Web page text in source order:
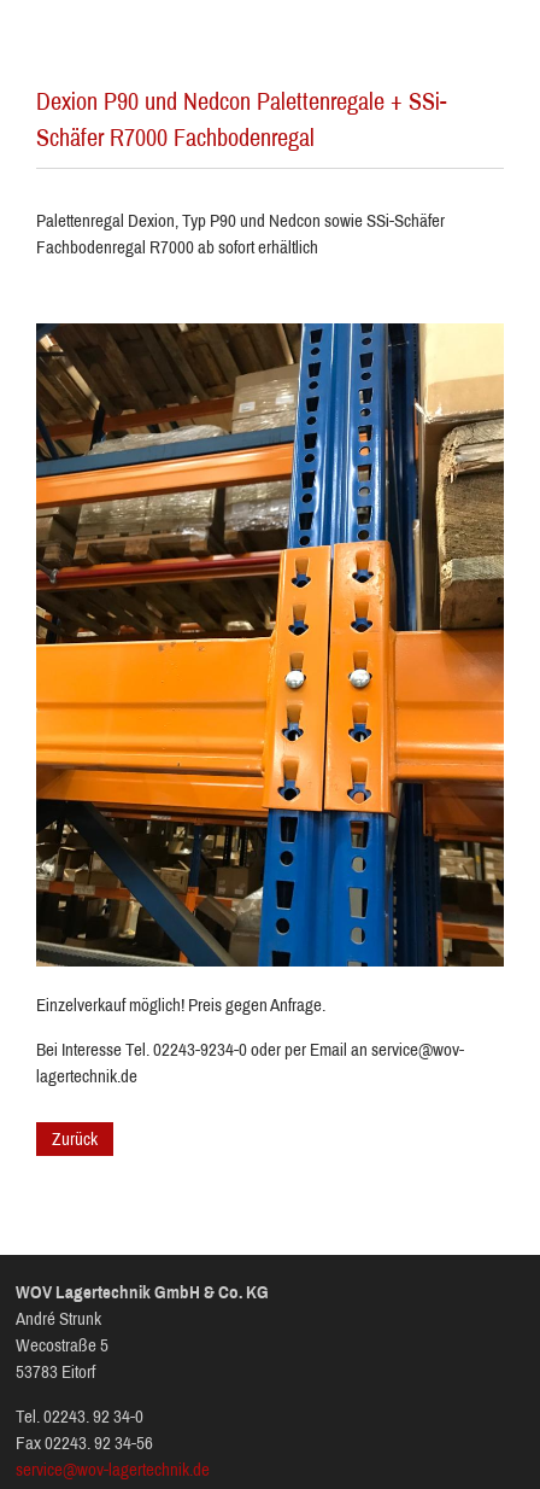
Dexion P90 und Nedcon Palettenregale + SSi-
Schäfer R7000 Fachbodenregal
Palettenregal Dexion, Typ P90 und Nedcon sowie SSi-Schäfer
Fachbodenregal R7000 ab sofort erhältlich
Einzelverkauf möglich! Preis gegen Anfrage.
Bei Interesse Tel. 02243-9234-0 oder per Email an service@wov-
lagertechnik.de
Zurück
WOV Lagertechnik GmbH & Co. KG
André Strunk
Wecostraße 5
53783 Eitorf
Tel. 02243. 92 34-0
Fax 02243. 92 34-56
service@wov-lagertechnik.de